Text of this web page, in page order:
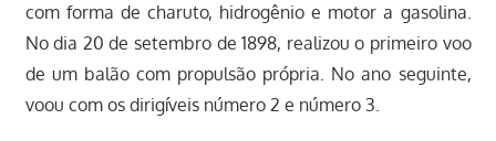
com forma de charuto, hidrogênio e motor a gasolina.
No dia 20 de setembro de 1898, realizou o primeiro voo
de um balão com propulsão própria. No ano seguinte,
voou com os dirigíveis número 2 e número 3.